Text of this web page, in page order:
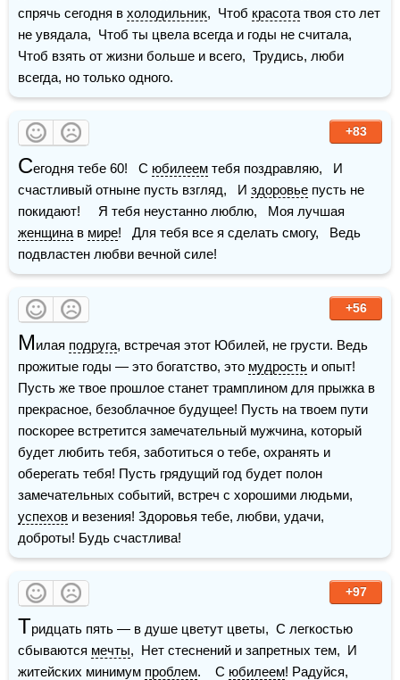
спрячь сегодня в холодильник,  Чтоб красота твоя сто лет
не увядала,  Чтоб ты цвела всегда и годы не считала,
Чтоб взять от жизни больше и всего,  Трудись, люби
всегда, но только одного.
+83
Сегодня тебе 60!   С юбилеем тебя поздравляю,   И
счастливый отныне пусть взгляд,   И здоровье пусть не
женщина в мире!   Для тебя все я сделать смогу,   Ведь
подвластен любви вечной силе!
+56
Милая подруга, встречая этот Юбилей, не грусти. Ведь
прожитые годы — это богатство, это мудрость и опыт!
Пусть же твое прошлое станет трамплином для прыжка в
прекрасное, безоблачное будущее! Пусть на твоем пути
поскорее встретится замечательный мужчина, который
будет любить тебя, заботиться о тебе, охранять и
оберегать тебя! Пусть грядущий год будет полон
успехов и везения! Здоровья тебе, любви, удачи,
доброты! Будь счастлива!
+97
Тридцать пять — в душе цветут цветы,  С легкостью
сбываются мечты,  Нет стеснений и запретных тем,  И
житейских минимум проблем.    С юбилеем! Радуйся,